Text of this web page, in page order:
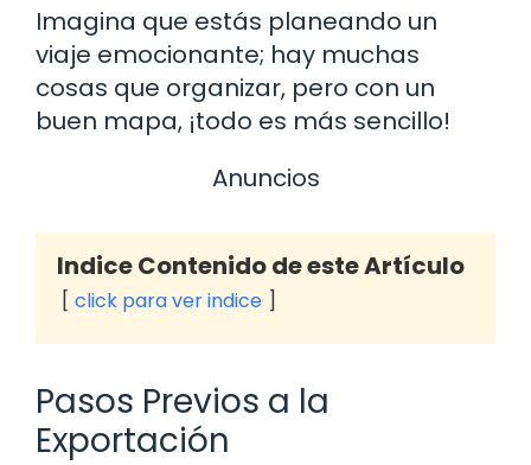
Imagina que estás planeando un
viaje emocionante; hay muchas
cosas que organizar, pero con un
buen mapa, ¡todo es más sencillo!
Anuncios
Indice Contenido de este Artículo
click para ver indice
Pasos Previos a la
Exportación